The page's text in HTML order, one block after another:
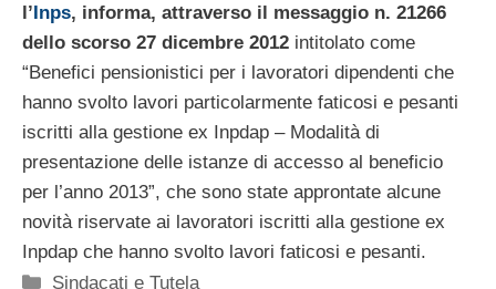
l’Inps, informa, attraverso il messaggio n. 21266
dello scorso 27 dicembre 2012 intitolato come
“Benefici pensionistici per i lavoratori dipendenti che
hanno svolto lavori particolarmente faticosi e pesanti
iscritti alla gestione ex Inpdap – Modalità di
presentazione delle istanze di accesso al beneficio
per l’anno 2013”, che sono state approntate alcune
novità riservate ai lavoratori iscritti alla gestione ex
Inpdap che hanno svolto lavori faticosi e pesanti.
Categorie
Sindacati e Tutela